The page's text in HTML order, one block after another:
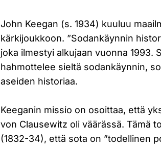
John Keegan (s. 1934) kuuluu
kärkijoukkoon. ”Sodankäynnin
joka ilmestyi alkujaan vuonna 1993.
hahmottelee sieltä sodankäynnin,
aseiden historiaa.
Keeganin missio on osoittaa, että
von Clausewitz oli väärässä. Tämä
(1832-34), että sota on ”todellinen